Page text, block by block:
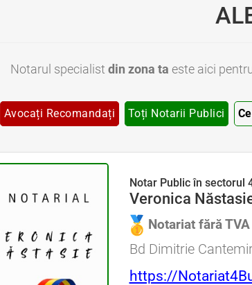
Notarul specialist din zona ta este aici
Avocați Recomandați Toți Notarii Publici
Notar Public în sectorul
Veronica
Notariat fără
Bd Dimitrie
https://